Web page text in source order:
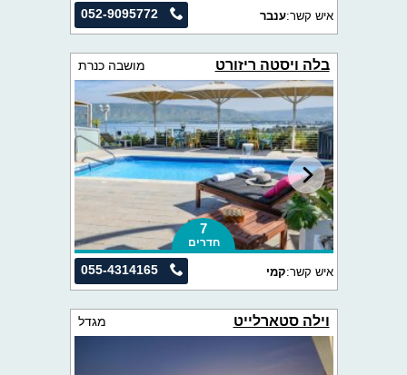
052-9095772 איש קשר:ענבר
בלה ויסטה ריזורט מושבה כנרת
7
חדרים
055-4314165 איש קשר:קמי
וילה סטארלייט מגדל